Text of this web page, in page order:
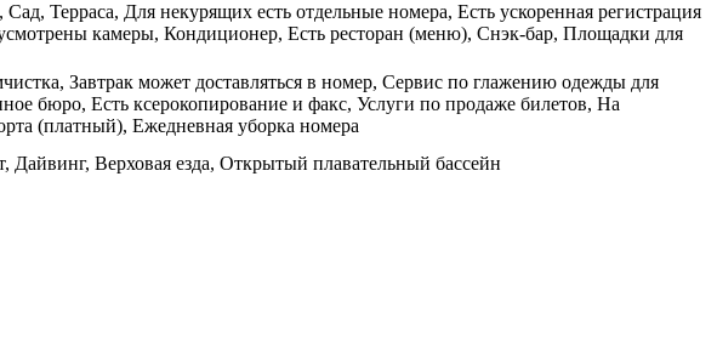
Терраса, Для некурящих есть отдельные номера, Есть ускоренная регистрация
камеры, Кондиционер, Есть ресторан (меню), Снэк-бар, Площадки для
Завтрак может доставляться в номер, Сервис по глажению одежды для
бюро, Есть ксерокопирование и факс, Услуги по продаже билетов, На
(платный), Ежедневная уборка номера
Верховая езда, Открытый плавательный бассейн